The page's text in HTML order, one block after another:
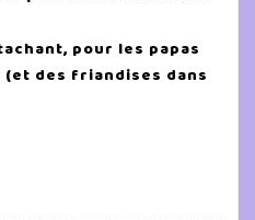
pour les papas
des friandises dans